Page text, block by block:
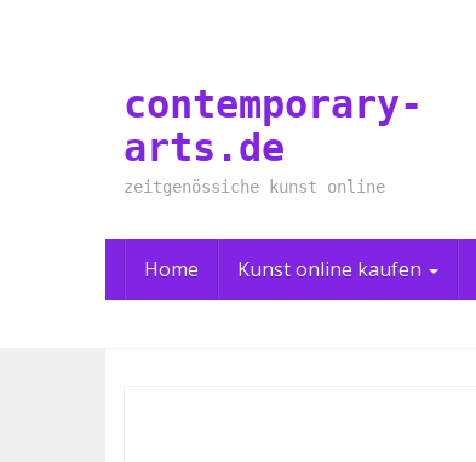
contemporary-
arts.de
zeitgenössiche kunst online
Home Kunst online kaufen